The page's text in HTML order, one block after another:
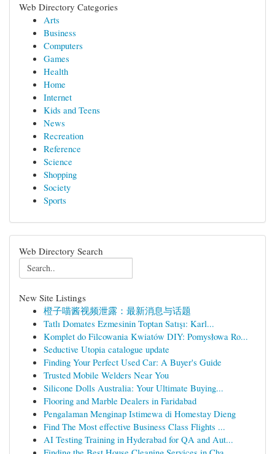
Web Directory Categories
Arts
Business
Computers
Games
Health
Home
Internet
Kids and Teens
News
Recreation
Reference
Science
Shopping
Society
Sports
Web Directory Search
New Site Listings
橙子喵酱视频泄露：最新消息与话题
Tatlı Domates Ezmesinin Toptan Satışı: Karl...
Komplet do Filcowania Kwiatów DIY: Pomysłowa Ro...
Seductive Utopia catalogue update
Finding Your Perfect Used Car: A Buyer's Guide
Trusted Mobile Welders Near You
Silicone Dolls Australia: Your Ultimate Buying...
Flooring and Marble Dealers in Faridabad
Pengalaman Menginap Istimewa di Homestay Dieng
Find The Most effective Business Class Flights ...
AI Testing Training in Hyderabad for QA and Aut...